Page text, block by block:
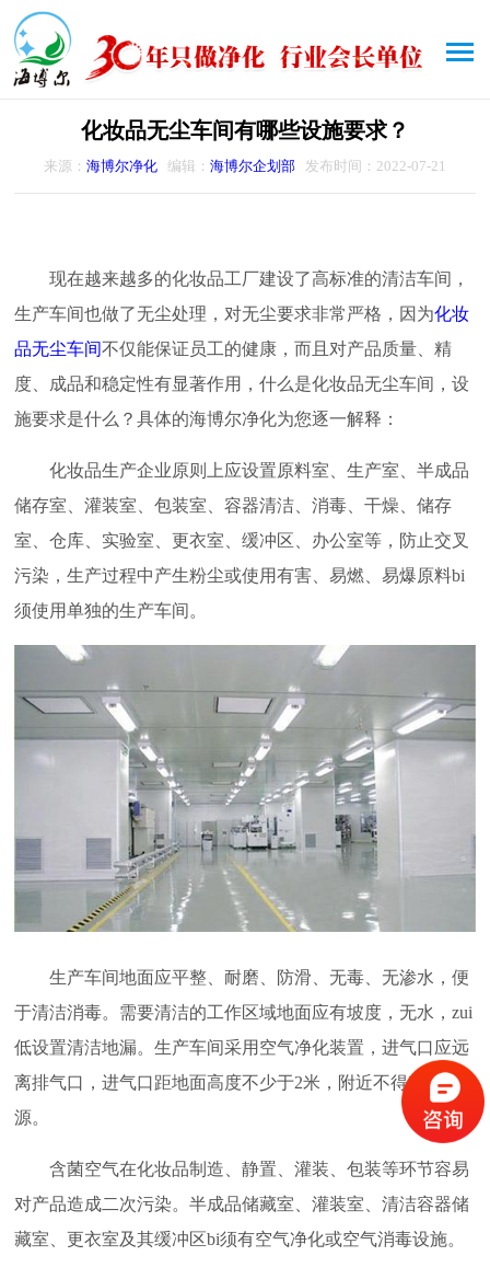
化妆品无尘车间有哪些设施要求？
来源： 海博尔净化编辑： 海博尔企划部发布时间：2022-07-21
现在越来越多的化妆品工厂建设了高标准的清洁车间，
生产车间也做了无尘处理，对无尘要求非常严格，因为化妆
品无尘车间不仅能保证员工的健康，而且对产品质量、精
度、成品和稳定性有显著作用，什么是化妆品无尘车间，设
施要求是什么？具体的海博尔净化为您逐一解释：
化妆品生产企业原则上应设置原料室、生产室、半成品
储存室、灌装室、包装室、容器清洁、消毒、干燥、储存
室、仓库、实验室、更衣室、缓冲区、办公室等，防止交叉
污染，生产过程中产生粉尘或使用有害、易燃、易爆原料bi
须使用单独的生产车间。
生产车间地面应平整、耐磨、防滑、无毒、无渗水，便
于清洁消毒。需要清洁的工作区域地面应有坡度，无水，zui
低设置清洁地漏。生产车间采用空气净化装置，进气口应远
离排气口，进气口距地面高度不少于2米，附近不得有污染
源。
含菌空气在化妆品制造、静置、灌装、包装等环节容易
对产品造成二次污染。半成品储藏室、灌装室、清洁容器储
藏室、更衣室及其缓冲区bi须有空气净化或空气消毒设施。